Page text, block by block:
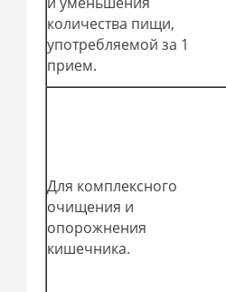
количества пищи,
употребляемой за 1
прием.
Для комплексного
очищения и
опорожнения
кишечника.